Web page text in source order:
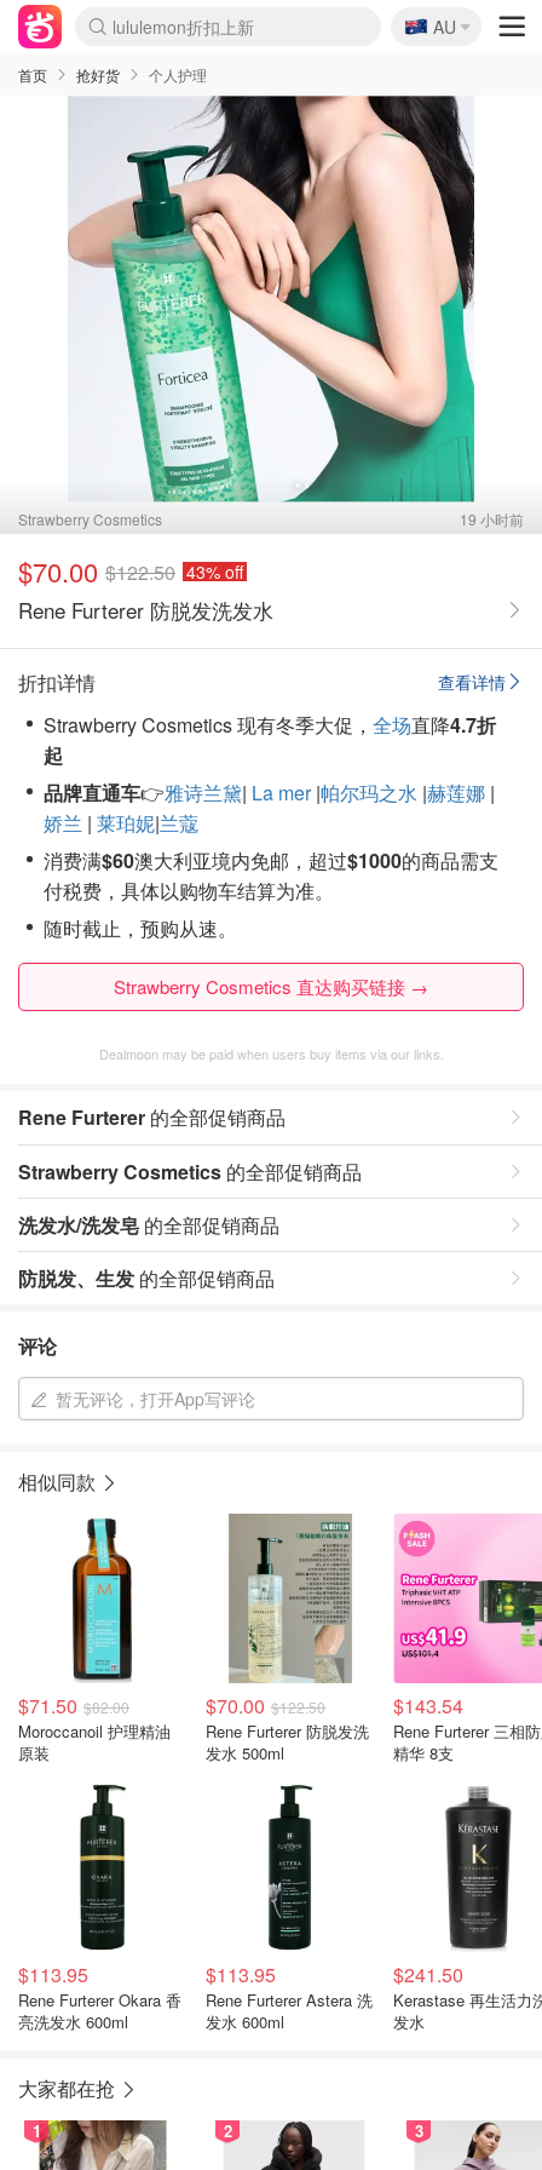
Sasa美妆护肤3.5折
SSENSE年中2.5折
FreshBeauty好价汇总
Cettire降价+叠9折
WWS Coles超市实拍
viagogo二手票捡漏
Myer折扣汇总
The Outnet奢牌1折起
David Jones 3折起
Flannels大牌1折
Perfumes Club护肤1折
AMIRO面罩$251
Amazon折扣汇总
eToro入金$200送$50
Amazon数码好物
ICONIC本周7.5折
ThedoubleF高奢地板价
Moose Knuckles 6折
EUFY摄像头$98
Selenichast首饰2折
Trip机票酒店促销
YSL送5件彩妆礼
Amazon家居好物
Amazon美妆护肤
雅漾大喷$8
过敏原检测盒$33
科颜氏高保湿面霜$29
SEALIFE海洋馆门票6折
丝塔芙大白罐$16
订阅Newsletter送香薰
Cult Beauty 6.8折
Harrods圣诞日历$525
LN-CC奢牌私促3折
d'Alba空姐喷雾$16
EVE LOM套装£56
Bernardelli独家4折
Adore Beauty 6折起
CT圣诞日历
Mytheresa奢品2.7折
Luxury Escapes 9折
Currentbody美容仪$881
MOON Garden Live
Roborock扫地机$649
Tingo Life水杯$24
Valentino官网5折
CR洗护套装$23
修丽可4件套$159
GANNI官网4.5折
Stylevana韩妆4折
Tessabit高奢8.5折
OGX洗发水$11
Amazon阿德莱德次日达
卡诗8.5折+赠礼
Philips Hue灯具8折
La Mer送8件礼值$529
🇦🇺
AU
首页 抢好货 个人护理
Strawberry Cosmetics 19 小时前
$70.00 $122.50 43% off
Rene Furterer 防脱发洗发水
查看详情
折扣详情
Strawberry Cosmetics 现有冬季大促， 全场直降4.7折
起
品牌直通车👉雅诗兰黛| La mer|帕尔玛之水 |赫莲娜 |
娇兰 | 莱珀妮|兰蔻
消费满$60澳大利亚境内免邮，超过$1000的商品需支
付税费，具体以购物车结算为准。
随时截止，预购从速。
Strawberry Cosmetics 直达购买链接 →
Dealmoon may be paid when users buy items via our links.
Rene Furterer 的全部促销商品
Strawberry Cosmetics 的全部促销商品
洗发水/洗发皂 的全部促销商品
防脱发、生发 的全部促销商品
评论
暂无评论，打开App写评论
相似同款
$71.50 $82.00
Moroccanoil 护理精油
原装
$70.00 $122.50
Rene Furterer 防脱发洗
发水 500ml
$143.54
Rene Furterer 三相
精华 8支
$113.95
Rene Furterer Okara 香
亮洗发水 600ml
$113.95
Rene Furterer Astera 洗
发水 600ml
$241.50
Kerastase 再生活力
发水
大家都在抢
1 2 3